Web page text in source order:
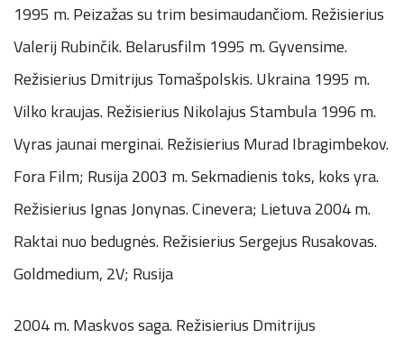
1995 m. Peizažas su trim besimaudančiom. Režisierius
Valerij Rubinčik. Belarusfilm 1995 m. Gyvensime.
Režisierius Dmitrijus Tomašpolskis. Ukraina 1995 m.
Vilko kraujas. Režisierius Nikolajus Stambula 1996 m.
Vyras jaunai merginai. Režisierius Murad Ibragimbekov.
Fora Film; Rusija 2003 m. Sekmadienis toks, koks yra.
Režisierius Ignas Jonynas. Cinevera; Lietuva 2004 m.
Raktai nuo bedugnės. Režisierius Sergejus Rusakovas.
Goldmedium, 2V; Rusija
2004 m. Maskvos saga. Režisierius Dmitrijus